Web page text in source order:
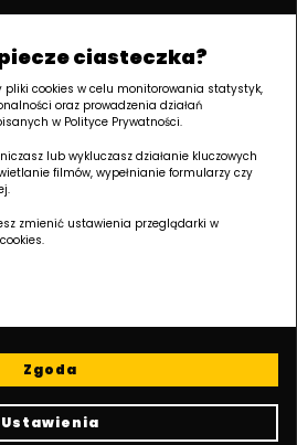
ciasteczka?
cookies w celu monitorowania statystyk,
oraz prowadzenia działań
w Polityce Prywatności.
lub wykluczasz działanie kluczowych
filmów, wypełnianie formularzy czy
zmienić ustawienia przeglądarki w
Ustawienia
Zgoda
dostępnego pod adresem
W księdze wieczystej sprawdzisz
użytkowania wieczystego,
użytkownika, a także
się z treścią umowy o
i sprawdzić, czy nie ma w
żadnych zaległości
lub czynszem). Warto
wiedzy o